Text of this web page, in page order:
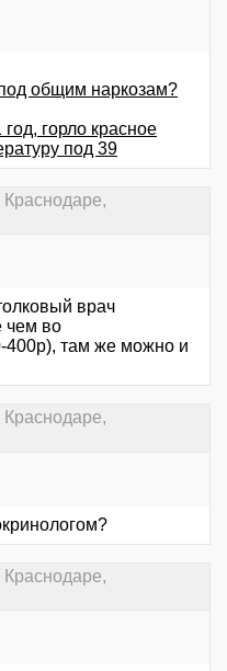
общим наркозам?
горло красное
под 39
врач
чем во
400р), там же можно и